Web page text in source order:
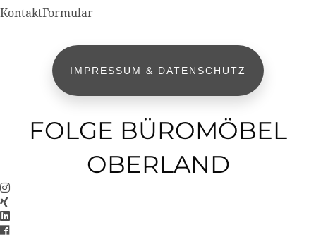
KontaktFormular
IMPRESSUM & DATENSCHUTZ
FOLGE BÜROMÖBEL
OBERLAND